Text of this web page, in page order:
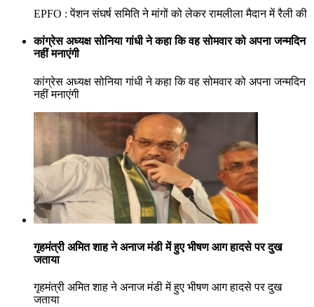
EPFO : पेंशन संघर्ष समिति ने मांगों को लेकर रामलीला मैदान में रैली की
कांग्रेस अध्यक्ष सोनिया गांधी ने कहा कि वह सोमवार को अपना जन्मदिन
नहीं मनाएंगी
कांग्रेस अध्यक्ष सोनिया गांधी ने कहा कि वह सोमवार को अपना जन्मदिन
नहीं मनाएंगी
गृहमंत्री अमित शाह ने अनाज मंडी में हुए भीषण आग हादसे पर दुख
जताया
गृहमंत्री अमित शाह ने अनाज मंडी में हुए भीषण आग हादसे पर दुख
जताया